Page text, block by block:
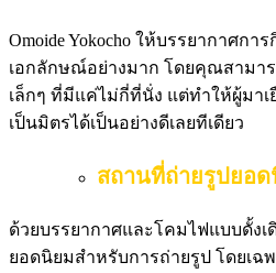
Omoide Yokocho ให้บรรยากาศก
เอกลักษณ์อย่างมาก โดยคุณสามา
เล็กๆ ที่มีแค่ไม่กี่ที่นั่ง แต่ทำให้ผู้มา
เป็นมิตรได้เป็นอย่างดีเลยทีเดียว
สถานที่ถ่ายรูปยอ
ด้วยบรรยากาศและโคมไฟแบบดั้ง
ยอดนิยมสำหรับการถ่ายรูป โดยเฉ